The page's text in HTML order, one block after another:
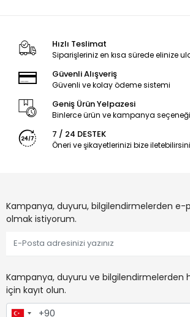
Hızlı Teslimat
Siparişleriniz en kısa sürede elinize
Güvenli Alışveriş
Güvenli ve kolay ödeme sistemi
Geniş Ürün Yelpazesi
Binlerce ürün ve kampanya seçeneği
7 / 24 DESTEK
Öneri ve şikayetlerinizi bize
Kampanya, duyuru, bilgilendirmelerden e-
olmak istiyorum.
Kampanya, duyuru ve bilgilendirmelerden
için kayıt olun.